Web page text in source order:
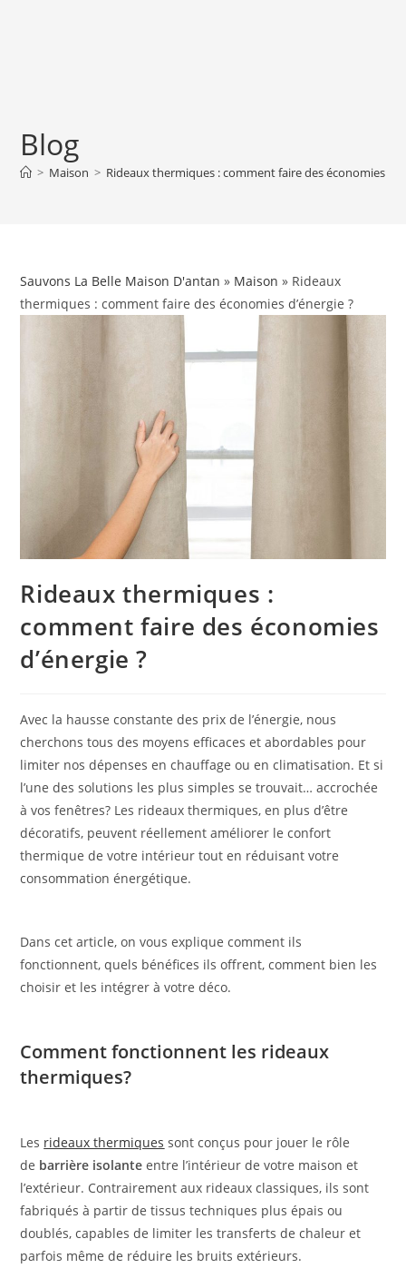
Blog
> Maison > Rideaux thermiques : comment faire des économies
Sauvons La Belle Maison D'antan » Maison » Rideaux
thermiques : comment faire des économies d’énergie ?
Rideaux thermiques :
comment faire des économies
d’énergie ?
Avec la hausse constante des prix de l’énergie, nous
cherchons tous des moyens efficaces et abordables pour
limiter nos dépenses en chauffage ou en climatisation. Et si
l’une des solutions les plus simples se trouvait… accrochée
à vos fenêtres? Les rideaux thermiques, en plus d’être
décoratifs, peuvent réellement améliorer le confort
thermique de votre intérieur tout en réduisant votre
consommation énergétique.
Dans cet article, on vous explique comment ils
fonctionnent, quels bénéfices ils offrent, comment bien les
choisir et les intégrer à votre déco.
Comment fonctionnent les rideaux
thermiques?
Les rideaux thermiques sont conçus pour jouer le rôle
de barrière isolante entre l’intérieur de votre maison et
l’extérieur. Contrairement aux rideaux classiques, ils sont
fabriqués à partir de tissus techniques plus épais ou
doublés, capables de limiter les transferts de chaleur et
parfois même de réduire les bruits extérieurs.